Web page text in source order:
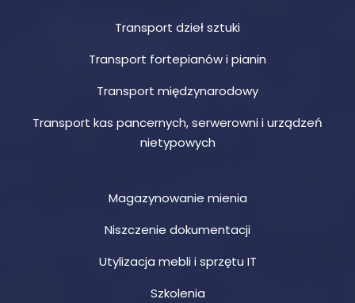
Transport dzieł sztuki
Transport fortepianów i pianin
Transport międzynarodowy
Transport kas pancernych, serwerowni i urządzeń
nietypowych
Magazynowanie mienia
Niszczenie dokumentacji
Utylizacja mebli i sprzętu IT
Szkolenia